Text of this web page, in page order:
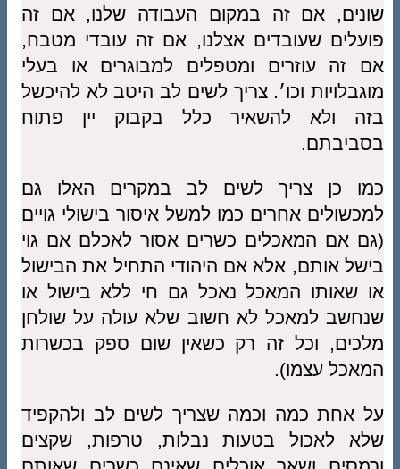
שונים, אם זה במקום העבודה שלנו, אם זה
פועלים שעובדים אצלנו, אם זה עובדי מטבח,
אם זה עוזרים ומטפלים למבוגרים או בעלי
מוגבלויות וכו׳. צריך לשים לב היטב לא להיכשל
בזה ולא להשאיר כלל בקבוק יין פתוח
בסביבתם.
כמו כן צריך לשים לב במקרים האלו גם
למכשולים אחרים כמו למשל איסור בישולי גויים
(גם אם המאכלים כשרים אסור לאכלם אם גוי
בישל אותם, אלא אם היהודי התחיל את הבישול
או שאותו המאכל נאכל גם חי ללא בישול או
שנחשב למאכל לא חשוב שלא עולה על שולחן
מלכים, וכל זה רק כשאין שום ספק בכשרות
המאכל עצמו).
על אחת כמה וכמה שצריך לשים לב ולהקפיד
שלא לאכול בטעות נבלות, טרפות, שקצים